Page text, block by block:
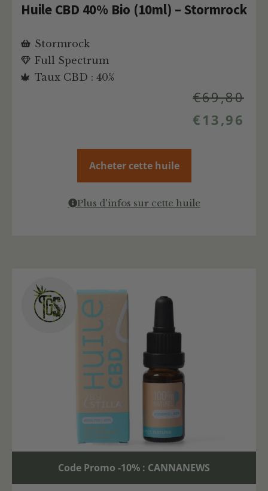
Huile CBD 40% Bio (10ml) – Stormrock
Stormrock
Full Spectrum
Taux CBD : 40%
€69,80
€ 13,96
Acheter cette huile
Plus d'infos sur cette huile
Code Promo -10% : CANNANEWS